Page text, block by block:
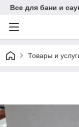
Все для бани и
Товары и